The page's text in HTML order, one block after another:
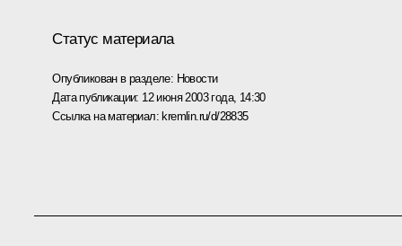
Статус материала
Опубликован в разделе: Новости
Дата публикации: 12 июня 2003 года, 14:30
Ссылка на материал:kremlin.ru/d/28835